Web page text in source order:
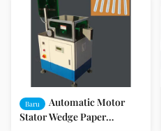
Baru
Automatic Motor
Stator Wedge Paper